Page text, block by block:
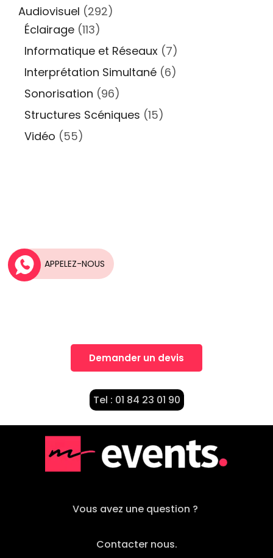
Audiovisuel (292)
Éclairage (113)
Informatique et Réseaux (7)
Interprétation Simultané (6)
Sonorisation (96)
Structures Scéniques (15)
Vidéo (55)
Une idée, Un projet?
Demander un devis
Tel : 01 84 23 01 90
Vous avez une question ?
Contacter nous.
APPELEZ-NOUS